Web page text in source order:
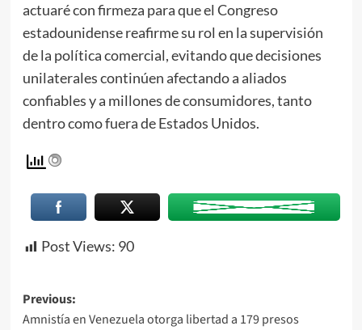
actuaré con firmeza para que el Congreso
estadounidense reafirme su rol en la supervisión
de la política comercial, evitando que decisiones
unilaterales continúen afectando a aliados
confiables y a millones de consumidores, tanto
dentro como fuera de Estados Unidos.
Post Views: 90
Previous:
Amnistía en Venezuela otorga libertad a 179 presos